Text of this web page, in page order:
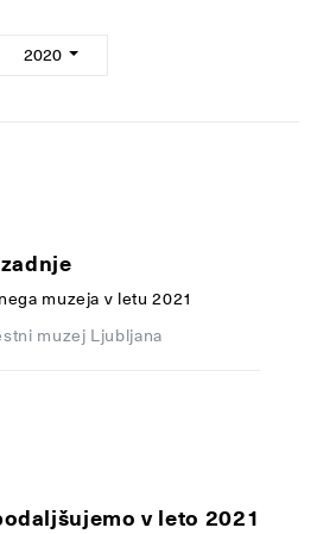
2020
muzeja v letu 2021
muzej Ljubljana
v leto 2021